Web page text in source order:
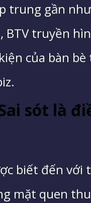
trung gần
BTV truyền
của bàn
sót là
biết đến với
mặt quen